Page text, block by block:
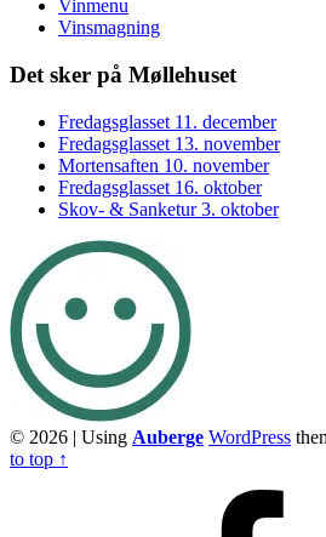
Vinmenu
Vinsmagning
Footer
sidebar
Det sker på Møllehuset
Fredagsglasset 11. december
Fredagsglasset 13. november
Mortensaften 10. november
Fredagsglasset 16. oktober
Skov- & Sanketur 3. oktober
© 2026 | Using Auberge WordPress
to top ↑